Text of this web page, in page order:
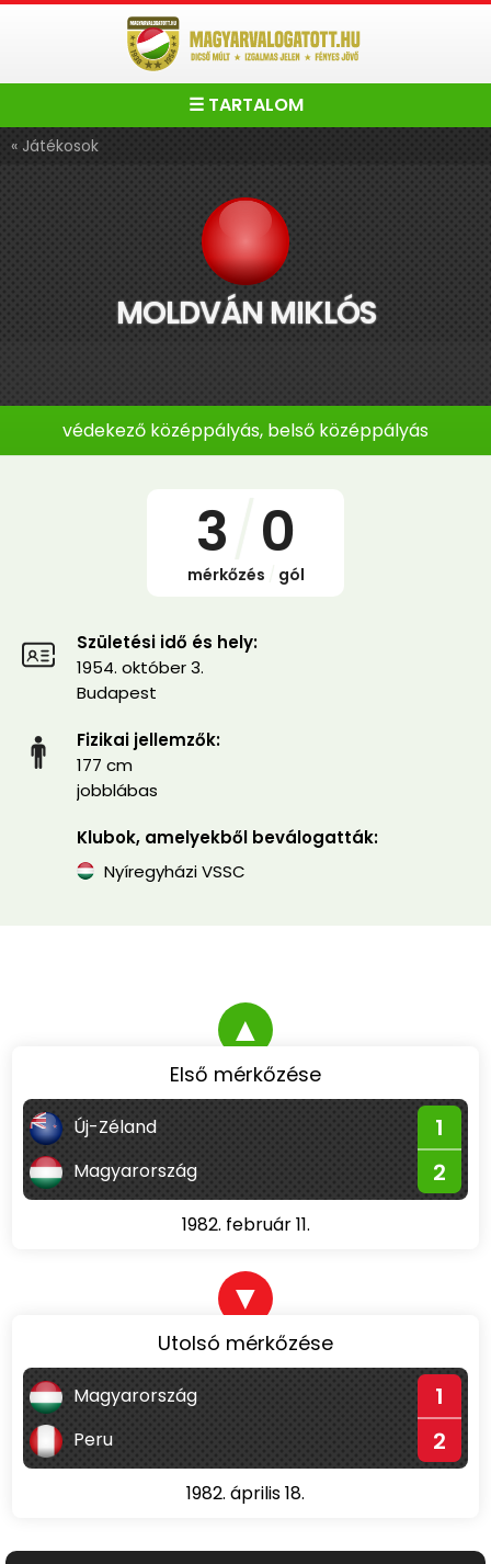
☰ TARTALOM
« Játékosok
MOLDVÁN MIKLÓS
védekező középpályás, belső középpályás
3 0
mérkőzés gól
Születési idő és hely:
1954. október 3.
Budapest
Fizikai jellemzők:
177 cm
jobblábas
Klubok, amelyekből beválogatták:
Nyíregyházi VSSC
▲
Első mérkőzése
Új-Zéland 1
Magyarország 2
1982. február 11.
▼
Utolsó mérkőzése
Magyarország 1
Peru 2
1982. április 18.